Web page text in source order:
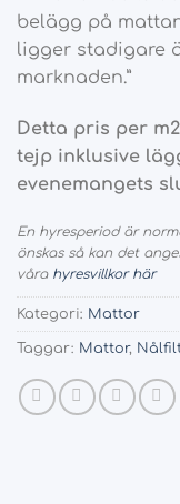
belägg på
ligger stadigare
marknaden.”
Detta pris per
tejp inklusive
evenemangets
En hyresperiod är
önskas så kan det
våra hyresvillkor här
Kategori: Mattor
Taggar: Mattor,